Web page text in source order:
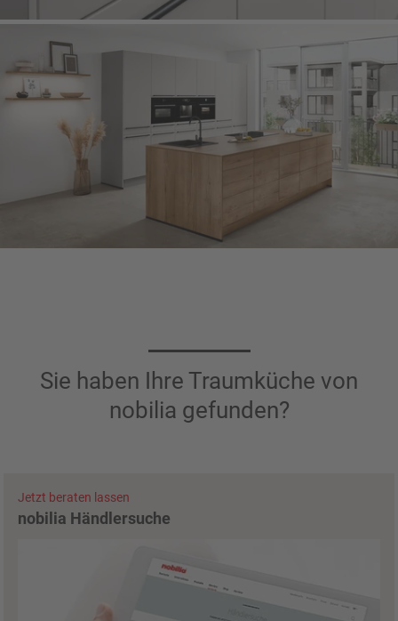
Sie haben Ihre Traumküche von
nobilia gefunden?
Jetzt beraten lassen
nobilia Händlersuche